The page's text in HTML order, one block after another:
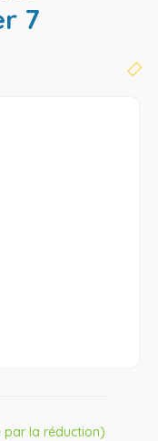
7
la réduction)